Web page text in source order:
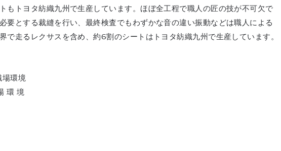
トヨタ紡織九州で生産しています。ほぼ全工程で職人の匠の技が不可欠で
とする裁縫を行い、最終検査でもわずかな音の違い振動などは職人による
走るレクサスを含め、約6割のシートはトヨタ紡織九州で生産しています。
環 境